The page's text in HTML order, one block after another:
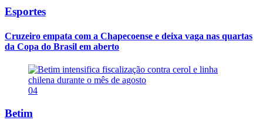
Esportes
Cruzeiro empata com a Chapecoense e deixa vaga nas quartas
da Copa do Brasil em aberto
04
Betim